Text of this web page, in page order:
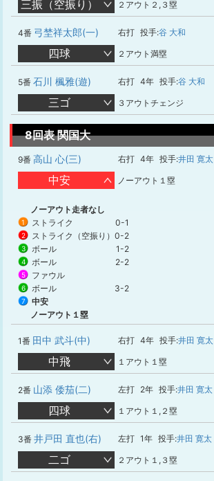
三振（空振り） ２アウト２,３塁
4番 弓埜祥太郎(一) 右打 投手:谷 大和
四球 ２アウト満塁
5番 石川 楓雅(遊) 右打 4年 投手:谷 大和
三ゴ ３アウトチェンジ
8回表 関国大
9番 高山 心(三) 右打 4年 投手:井田 寛太
中安 ノーアウト１塁
ノーアウト走者なし
1 ストライク 0-1
2 ストライク（空振り） 0-2
3 ボール 1-2
4 ボール 2-2
5 ファウル
6 ボール 3-2
7
中安
ノーアウト１塁
1番 田中 武斗(中) 右打 4年 投手:井田 寛太
中飛 １アウト１塁
2番 山添 倭茄(二) 左打 2年 投手:井田 寛太
四球 １アウト１,２塁
3番 井戸田 直也(右) 左打 1年 投手:井田 寛太
二ゴ ２アウト１,３塁